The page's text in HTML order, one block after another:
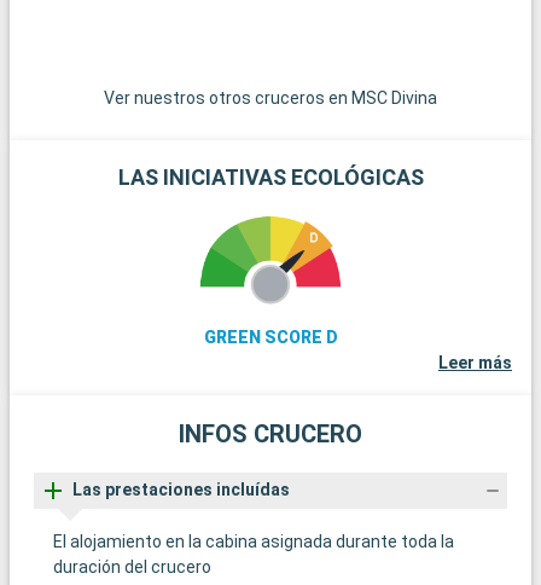
Renacimiento, ofrecen una visión del diseño de los jardines
Ver nuestros otros cruceros en MSC Divina
LAS INICIATIVAS ECOLÓGICAS
GREEN SCORE D
Leer más
INFOS CRUCERO
Las prestaciones incluídas
El alojamiento en la cabina asignada durante toda la
duración del crucero